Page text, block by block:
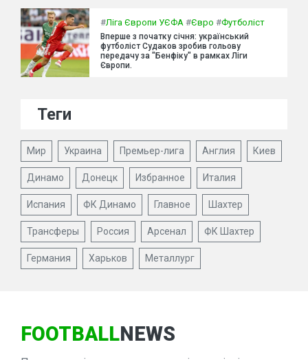
#Ліга Європи УЄФА #Євро #Футболіст
Вперше з початку січня: український
футболіст Судаков зробив гольову
передачу за "Бенфіку" в рамках Ліги
Європи.
Теги
Мир Украина Премьер-лига Англия Киев
Динамо Донецк Избранное Италия
Испания ФК Динамо Главное Шахтер
Трансферы Россия Арсенал ФК Шахтер
Германия Харьков Металлург
FOOTBALLNEWS